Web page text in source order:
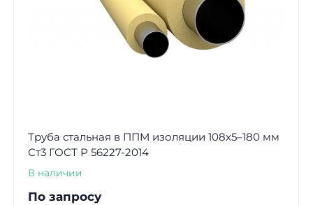
Труба стальная в ППМ изоляции 108х5–180 мм
Ст3 ГОСТ Р 56227-2014
В наличии
По запросу